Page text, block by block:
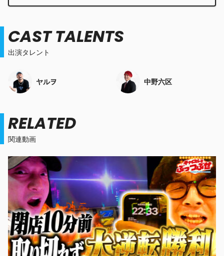
出演タレント
CAST TALENTS
ヤルヲ 中野六区
関連動画
RELATED